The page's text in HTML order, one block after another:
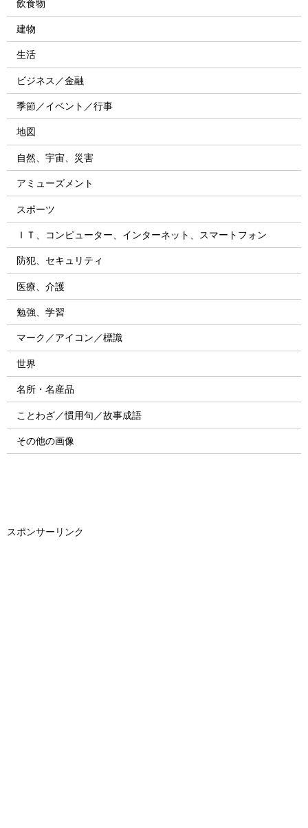
飲食物
建物
生活
ビジネス／金融
季節／イベント／行事
地図
自然、宇宙、災害
アミューズメント
スポーツ
ＩＴ、コンピューター、インターネット、スマートフォン
防犯、セキュリティ
医療、介護
勉強、学習
マーク／アイコン／標識
世界
名所・名産品
ことわざ／慣用句／故事成語
その他の画像
スポンサーリンク